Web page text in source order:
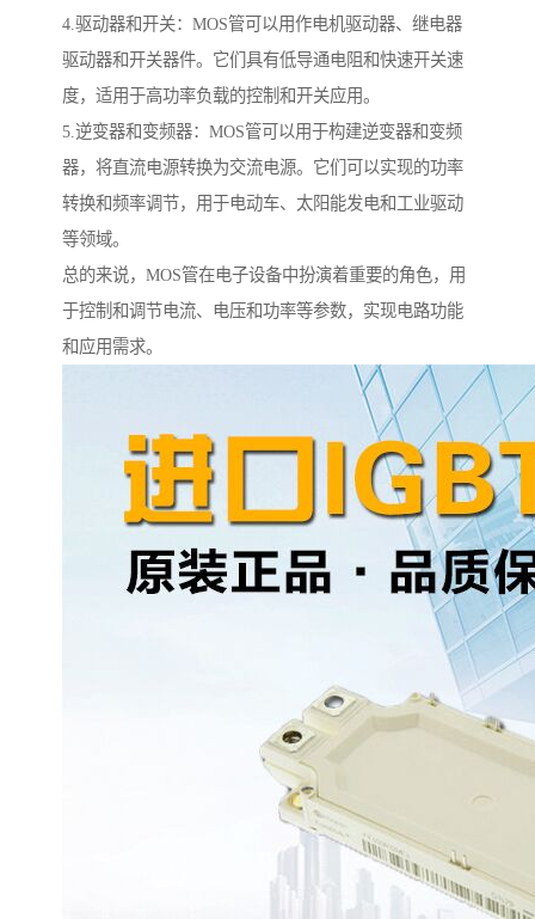
4.驱动器和开关：MOS管可以用作电机驱动器、继电器
驱动器和开关器件。它们具有低导通电阻和快速开关速
度，适用于高功率负载的控制和开关应用。
5.逆变器和变频器：MOS管可以用于构建逆变器和变频
器，将直流电源转换为交流电源。它们可以实现的功率
转换和频率调节，用于电动车、太阳能发电和工业驱动
等领域。
总的来说，MOS管在电子设备中扮演着重要的角色，用
于控制和调节电流、电压和功率等参数，实现电路功能
和应用需求。